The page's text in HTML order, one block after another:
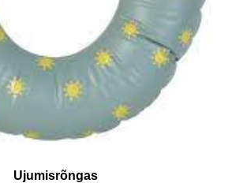
Ujumisrõngas